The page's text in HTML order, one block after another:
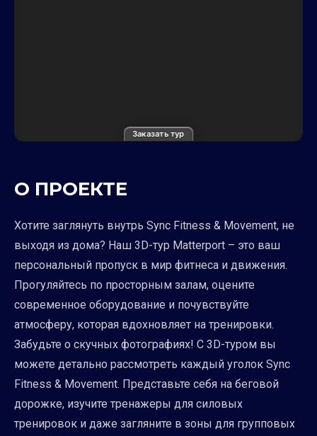
Заказать тур
О ПРОЕКТЕ
Хотите заглянуть внутрь Sync Fitness & Movement, не
выходя из дома? Наш 3D-тур Matterport – это ваш
персональный пропуск в мир фитнеса и движения.
Прогуляйтесь по просторным залам, оцените
современное оборудование и почувствуйте
атмосферу, которая вдохновляет на тренировки.
Забудьте о скучных фотографиях! С 3D-туром вы
можете детально рассмотреть каждый уголок Sync
Fitness & Movement. Представьте себя на беговой
дорожке, изучите тренажеры для силовых
тренировок и даже загляните в зоны для групповых